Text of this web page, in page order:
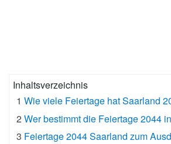
Inhaltsverzeichnis
1 Wie viele Feiertage hat Saarland
2 Wer bestimmt die Feiertage 2044
3 Feiertage 2044 Saarland zum